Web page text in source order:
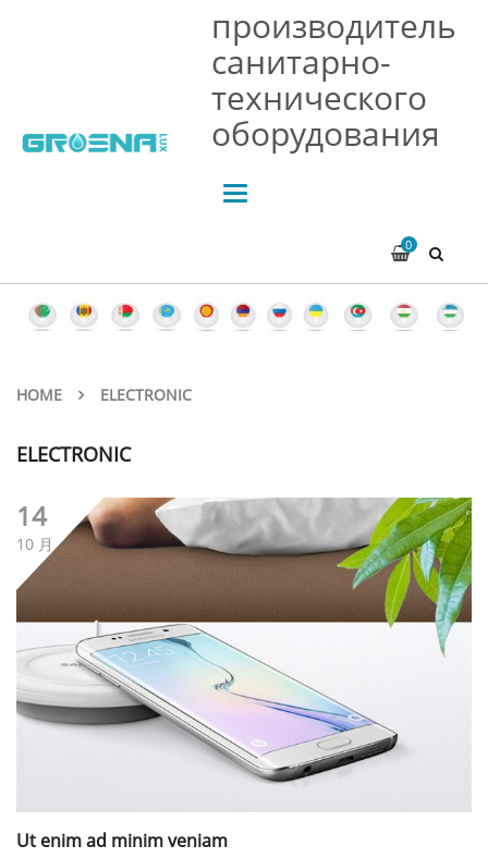
производитель
санитарно-
технического
оборудования
Toggle
0
HOME ELECTRONIC
ELECTRONIC
14
10 月
Ut enim ad minim veniam